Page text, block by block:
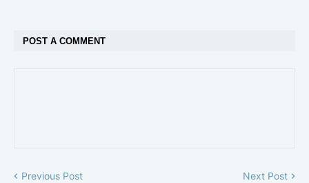
POST A COMMENT
Previous Post Next Post